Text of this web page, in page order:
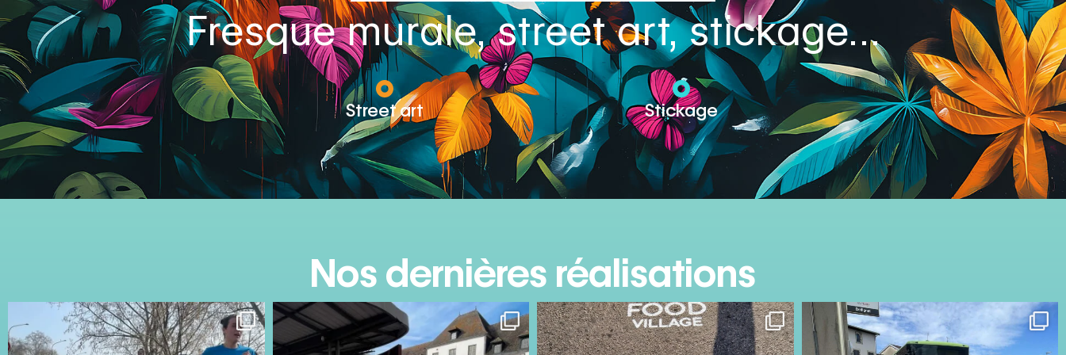
Fresque murale, street art, stickage…
Street art Stickage
Nos dernières réalisations